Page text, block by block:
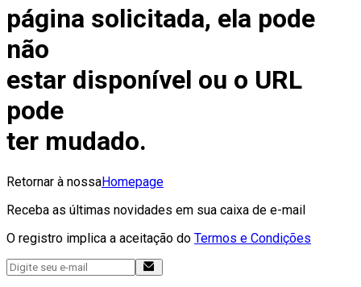
página solicitada, ela pode
não
estar disponível ou o URL
pode
ter mudado.
Retornar à nossaHomepage
Receba as últimas novidades em sua caixa de e-mail
O registro implica a aceitação do Termos e Condições